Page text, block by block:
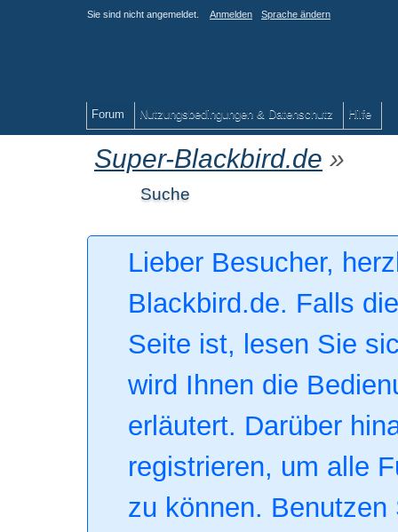
Sie sind nicht angemeldet. Anmelden Sprache ändern
Forum Nutzungsbedingungen & Datenschutz Hilfe
Super-Blackbird.de »
Suche
Lieber Besucher,
Blackbird.de. Falls
Seite ist, lesen Sie
wird Ihnen die
erläutert. Darüber
registrieren, um alle
zu können. Benutzen